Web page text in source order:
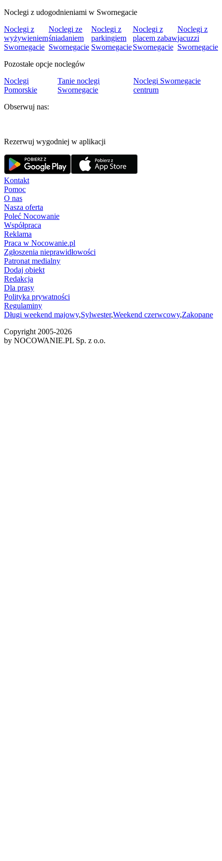
Noclegi z udogodnieniami w Swornegacie
Noclegi z
wyżywieniem
Swornegacie
Noclegi ze
śniadaniem
Swornegacie
Noclegi z
parkingiem
Swornegacie
Noclegi z
placem zabaw
Swornegacie
Noclegi z
jacuzzi
Swornegacie
Pozostałe opcje noclegów
Noclegi
Pomorskie
Tanie noclegi
Swornegacie
Noclegi Swornegacie
centrum
Obserwuj nas:
Rezerwuj wygodniej w aplikacji
Kontakt
Pomoc
O nas
Nasza oferta
Poleć Nocowanie
Współpraca
Reklama
Praca w Nocowanie.pl
Zgłoszenia nieprawidłowości
Patronat medialny
Dodaj obiekt
Redakcja
Dla prasy
Polityka prywatności
Regulaminy
Długi weekend majowy,Sylwester,Weekend czerwcowy,Zakopane
Copyright 2005-2026
by NOCOWANIE.PL Sp. z o.o.